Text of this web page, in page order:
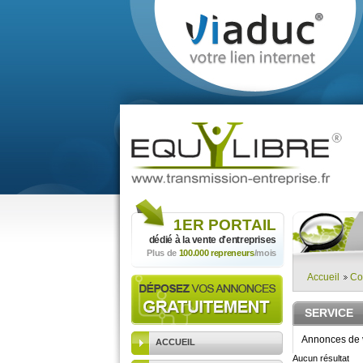
1ER PORTAIL
dédié à la vente d'entreprises
Plus de 100.000 repreneurs/mois
ACCUEIL
Accueil
SERVICE
Annonces de
Aucun résultat